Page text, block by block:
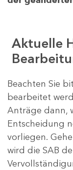
Aktuelle
Beachten Sie
bearbeitet
Anträge dann,
Entscheidung
vorliegen.
wird die SAB